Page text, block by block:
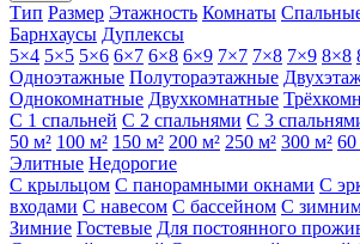
Тип Размер Этажность Комнаты
Барнхаусы Дуплексы
5×4 5×5 5×6 6×7 6×8 6×9 7×7 7×8 7×9 8×8
Одноэтажные Полутораэтажные
Однокомнатные Двухкомнатные
С 1 спальней С 2 спальнями С 3
50 м² 100 м² 150 м² 200 м² 250 м² 300 м²
Элитные Недорогие
С крыльцом С панорамными окнами С
входами С навесом С бассейном С
Зимние Гостевые Для постоянного